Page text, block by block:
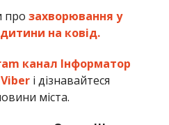
про захворювання у
на ковід.
канал Інформатор
і дізнавайтеся
міста.